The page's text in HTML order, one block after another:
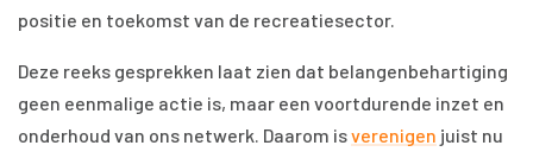
positie en toekomst van de recreatiesector.
Deze reeks gesprekken laat zien dat belangenbehartiging
geen eenmalige actie is, maar een voortdurende inzet en
onderhoud van ons netwerk. Daarom isverenigen juist nu